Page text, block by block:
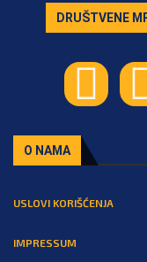
DRUŠTVENE
O NAMA
USLOVI KORIŠĆENJA
IMPRESSUM